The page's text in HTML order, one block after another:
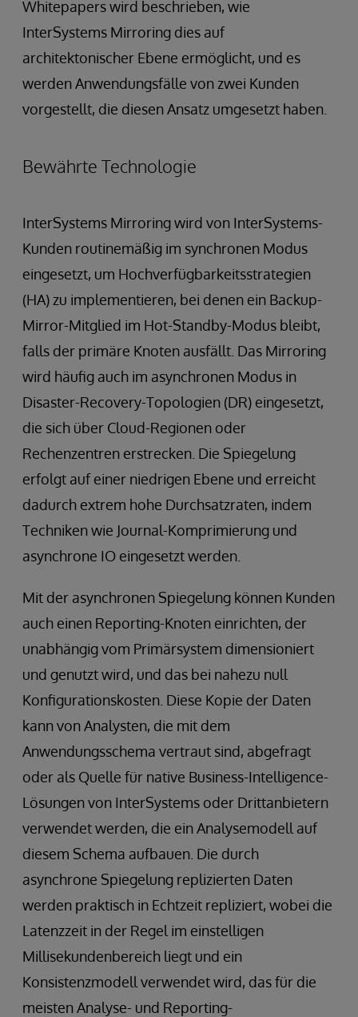
Whitepapers wird beschrieben, wie
InterSystems Mirroring dies auf
architektonischer Ebene ermöglicht, und es
werden Anwendungsfälle von zwei Kunden
vorgestellt, die diesen Ansatz umgesetzt haben.
Bewährte Technologie
InterSystems Mirroring wird von InterSystems-
Kunden routinemäßig im synchronen Modus
eingesetzt, um Hochverfügbarkeitsstrategien
(HA) zu implementieren, bei denen ein Backup-
Mirror-Mitglied im Hot-Standby-Modus bleibt,
falls der primäre Knoten ausfällt. Das Mirroring
wird häufig auch im asynchronen Modus in
Disaster-Recovery-Topologien (DR) eingesetzt,
die sich über Cloud-Regionen oder
Rechenzentren erstrecken. Die Spiegelung
erfolgt auf einer niedrigen Ebene und erreicht
dadurch extrem hohe Durchsatzraten, indem
Techniken wie Journal-Komprimierung und
asynchrone IO eingesetzt werden.
Mit der asynchronen Spiegelung können Kunden
auch einen Reporting-Knoten einrichten, der
unabhängig vom Primärsystem dimensioniert
und genutzt wird, und das bei nahezu null
Konfigurationskosten. Diese Kopie der Daten
kann von Analysten, die mit dem
Anwendungsschema vertraut sind, abgefragt
oder als Quelle für native Business-Intelligence-
Lösungen von InterSystems oder Drittanbietern
verwendet werden, die ein Analysemodell auf
diesem Schema aufbauen. Die durch
asynchrone Spiegelung replizierten Daten
werden praktisch in Echtzeit repliziert, wobei die
Latenzzeit in der Regel im einstelligen
Millisekundenbereich liegt und ein
Konsistenzmodell verwendet wird, das für die
meisten Analyse- und Reporting-